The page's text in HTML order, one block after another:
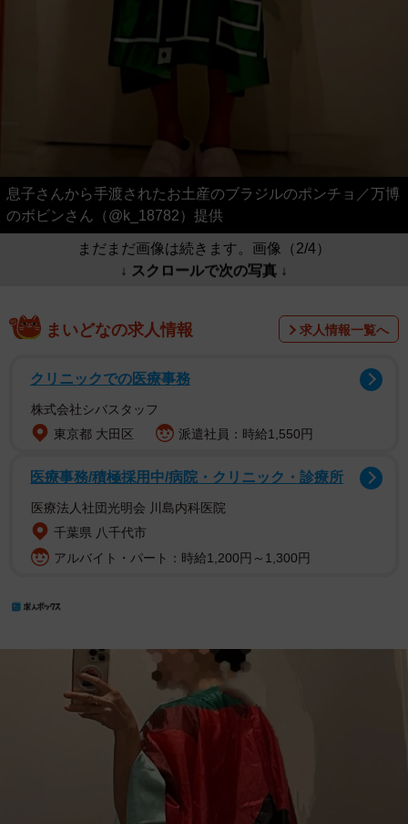
息子さんから手渡されたお土産のブラジルのポンチョ／万博
のボビンさん（@k_18782）提供
まだまだ画像は続きます。画像（2/4）
↓ スクロールで次の写真 ↓
まいどなの求人情報 求人情報一覧へ
クリニックでの医療事務
株式会社シバスタッフ
東京都 大田区
派遣社員：時給1,550円
医療事務/積極採用中/病院・クリニック・診療所
医療法人社団光明会 川島内科医院
千葉県 八千代市
アルバイト・パート：時給1,200円～1,300円